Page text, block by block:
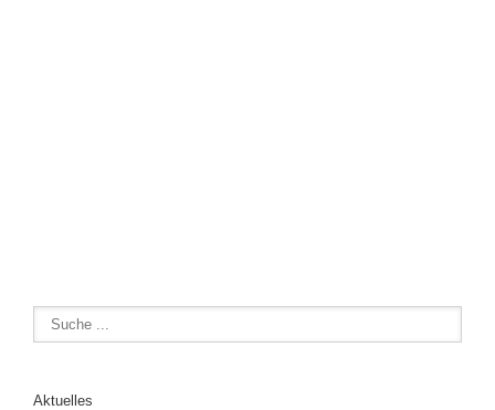
Aktuelles